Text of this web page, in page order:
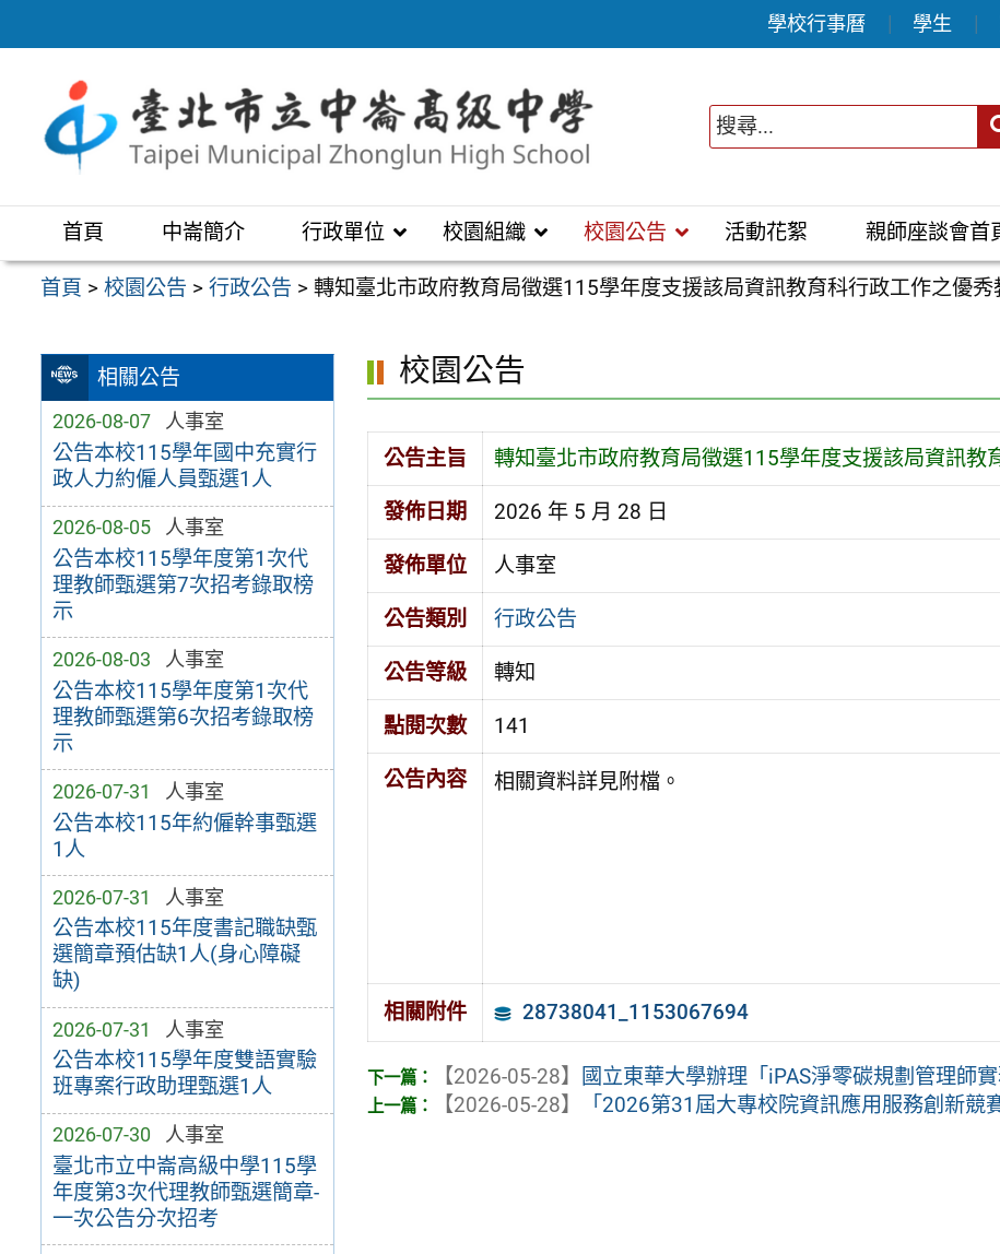
至
區
學校行事曆 學生
首頁 中崙簡介 行政單位 校園組織 校園公告 活動花絮 親師座談會首
首頁 >校園公告 >行政公告 >轉知臺北市政府教育局徵選115學年度支援該局資訊教育科行政工作之優秀
相關公告
2026-08-07 人事室
公告本校115學年國中充實行
政人力約僱人員甄選1人
2026-08-05 人事室
公告本校115學年度第1次代
理教師甄選第7次招考錄取榜
示
2026-08-03 人事室
公告本校115學年度第1次代
理教師甄選第6次招考錄取榜
示
2026-07-31 人事室
公告本校115年約僱幹事甄選
1人
2026-07-31 人事室
公告本校115年度書記職缺甄
選簡章預估缺1人(身心障礙
缺)
2026-07-31 人事室
公告本校115學年度雙語實驗
班專案行政助理甄選1人
2026-07-30 人事室
臺北市立中崙高級中學115學
年度第3次代理教師甄選簡章-
一次公告分次招考
校園公告
公告主旨 轉知臺北市政府教育局徵選115學年度支援該局資訊教
發佈日期 2026 年 5 月 28 日
發佈單位 人事室
公告類別 行政公告
公告等級 轉知
點閱次數 141
公告內容 相關資料詳見附檔。
相關附件 28738041_1153067694
【2026-05-28】
國立東華大學辦理「iPAS淨零碳規劃管理師實
【2026-05-28】
「2026第31屆大專校院資訊應用服務創新競